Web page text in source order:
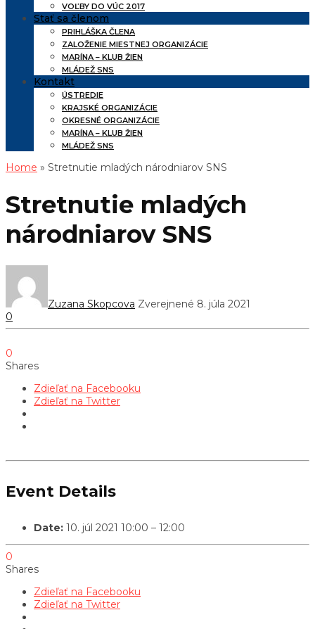
VOĽBY DO VÚC 2017
Stať sa členom
PRIHLÁŠKA ČLENA
ZALOŽENIE MIESTNEJ ORGANIZÁCIE
MARÍNA – KLUB ŽIEN
MLÁDEŽ SNS
Kontakt
ÚSTREDIE
KRAJSKÉ ORGANIZÁCIE
OKRESNÉ ORGANIZÁCIE
MARÍNA – KLUB ŽIEN
MLÁDEŽ SNS
Home » Stretnutie mladých národniarov SNS
Stretnutie mladých
národniarov SNS
Zuzana Skopcova Zverejnené 8. júla 2021
0
0
Shares
Zdieľať na Facebooku
Zdieľať na Twitter
Event Details
Date: 10. júl 2021 10:00 – 12:00
0
Shares
Zdieľať na Facebooku
Zdieľať na Twitter